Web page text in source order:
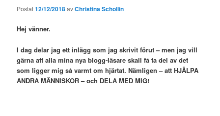
Postat12/12/2018avChristina Schollin
Hej vänner.
I dag delar jag ett inlägg som jag skrivit förut – men jag vill
gärna att alla mina nya blogg-läsare skall få ta del av det
som ligger mig så varmt om hjärtat. Nämligen – att HJÄLPA
ANDRA MÄNNISKOR – och DELA MED MIG!